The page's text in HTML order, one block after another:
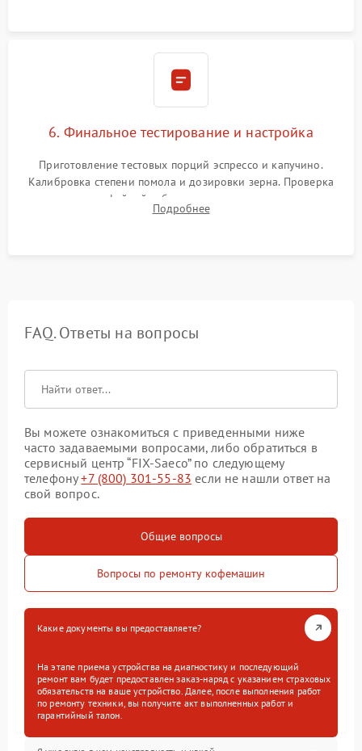
6. Финальное тестирование и настройка
Приготовление тестовых порций эспрессо и капучино.
Калибровка степени помола и дозировки зерна. Проверка
плотности кофейной таблетки, температуры напитка и
качества молочной пены. Контроль отсутствия посторонних
Подробнее
FAQ. Ответы на вопросы
Вы можете ознакомиться с приведенными ниже
часто задаваемыми вопросами, либо обратиться в
сервисный центр “FIX-Saeco” по следующему
телефону+7 (800) 301-55-83 если не нашли ответ на
свой вопрос.
Общие вопросы
Вопросы по ремонту кофемашин
Какие документы вы предоставляете?
На этапе приема устройства на диагностику и последующий
ремонт вам будет предоставлен заказ-наряд с указанием страховых
обязательств на ваше устройство. Далее, после выполнения работ
по ремонту техники, вы получите акт выполненных работ и
гарантийный талон.